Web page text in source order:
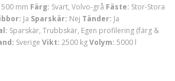
mm Färg: Svart, Volvo-grå Fäste: Stor-Stora
Ja Sparskär: Nej Tänder: Ja
Sparskär, Trubbskär, Egen profilering (färg &
Sverige Vikt: 2500 kgVolym: 5000 l